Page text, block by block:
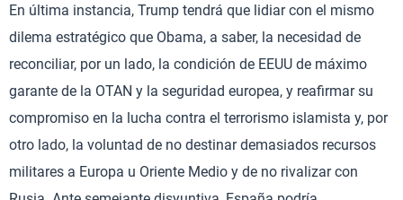
En última instancia, Trump tendrá que lidiar con el mismo
dilema estratégico que Obama, a saber, la necesidad de
reconciliar, por un lado, la condición de EEUU de máximo
garante de la OTAN y la seguridad europea, y reafirmar su
compromiso en la lucha contra el terrorismo islamista y, por
otro lado, la voluntad de no destinar demasiados recursos
militares a Europa u Oriente Medio y de no rivalizar con